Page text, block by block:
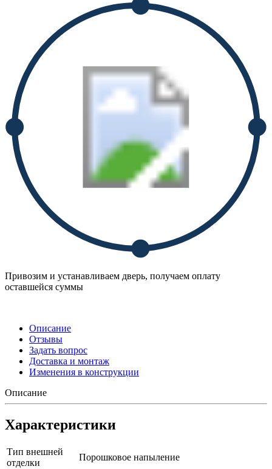
Привозим и устанавливаем дверь, получаем оплату
оставшейся суммы
Описание
Отзывы
Задать вопрос
Доставка и монтаж
Изменения в конструкции
Описание
Характеристики
Тип внешней
отделки
Порошковое напыление